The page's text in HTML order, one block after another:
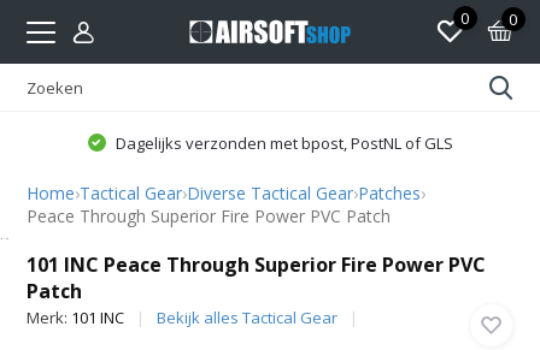
0 0
Dagelijks verzonden met bpost, PostNL of GLS
Home›Tactical Gear›Diverse Tactical Gear›Patches›
Peace Through Superior Fire Power PVC Patch
101 INC Peace Through Superior Fire Power PVC
Patch
Merk: 101 INC Bekijk alles Tactical Gear